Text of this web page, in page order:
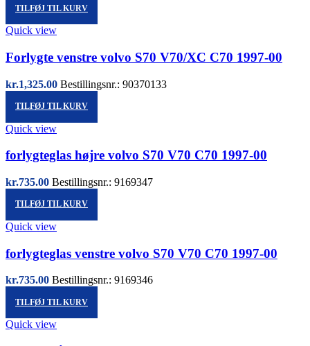
TILFØJ TIL KURV
Quick view
Forlygte venstre volvo S70 V70/XC C70 1997-00
kr.1,325.00 Bestillingsnr.: 90370133
TILFØJ TIL KURV
Quick view
forlygteglas højre volvo S70 V70 C70 1997-00
kr.735.00 Bestillingsnr.: 9169347
TILFØJ TIL KURV
Quick view
forlygteglas venstre volvo S70 V70 C70 1997-00
kr.735.00 Bestillingsnr.: 9169346
TILFØJ TIL KURV
Quick view